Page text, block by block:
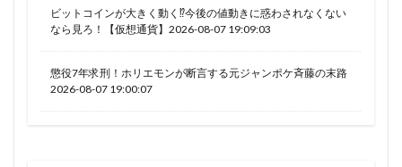
ビットコインが大きく動く⁉今後の値動きに惑わされなくない
なら見ろ！【仮想通貨】2026-08-07 19:09:03
懲役7年求刑！ホリエモンが断言する元ジャンポケ斉藤の末路
2026-08-07 19:00:07